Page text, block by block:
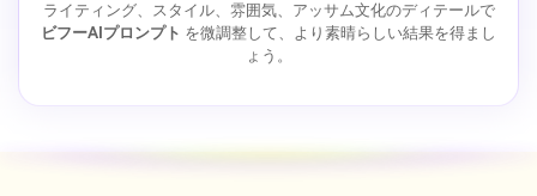
ライティング、スタイル、雰囲気、アッサム文化のディテールで
ビフーAIプロンプト を微調整して、より素晴らしい結果を得まし
ょう。